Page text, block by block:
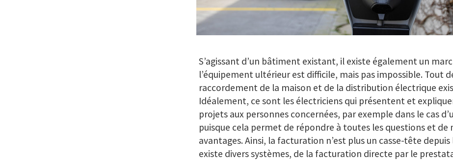
S’agissant d’un bâtiment existant, il existe également un
l’équipement ultérieur est difficile, mais pas impossible. Tout
raccordement de la maison et de la distribution électrique
Idéalement, ce sont les électriciens qui présentent et
projets aux personnes concernées, par exemple dans le cas
puisque cela permet de répondre à toutes les questions et de
avantages. Ainsi, la facturation n’est plus un casse-tête
existe divers systèmes, de la facturation directe par le